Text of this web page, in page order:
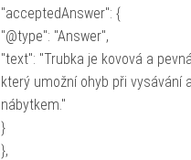
"acceptedAnswer": {
"@type": "Answer",
"text": "Trubka je kovová a
který umožní ohyb při vysávání
nábytkem."
}
},